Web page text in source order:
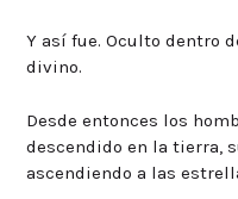
Y así fue. Oculto dentro
divino.
Desde entonces los
descendido en la tierra,
ascendiendo a las